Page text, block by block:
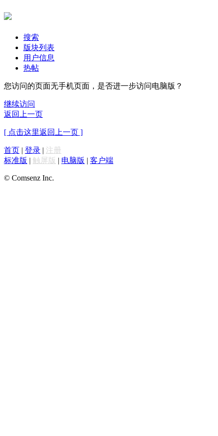
搜索
版块列表
用户信息
热帖
您访问的页面无手机页面，是否进一步访问电脑版？
继续访问
返回上一页
[ 点击这里返回上一页 ]
首页 | 登录 | 注册
标准版 | 触屏版 | 电脑版 | 客户端
© Comsenz Inc.